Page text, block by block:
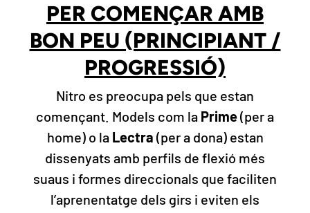
PER COMENÇAR AMB
BON PEU (PRINCIPIANT /
PROGRESSIÓ)
Nitro es preocupa pels que estan
començant. Models com la Prime(per a
home) o la Lectra (per a dona) estan
dissenyats amb perfils de flexió més
suaus i formes direccionals que faciliten
l’aprenentatge dels girs i eviten els